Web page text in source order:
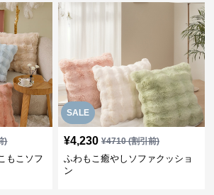
)
もこソフ
SALE
¥4,230 ¥4710(割引前)
ふわもこ癒やしソファクッショ
ン